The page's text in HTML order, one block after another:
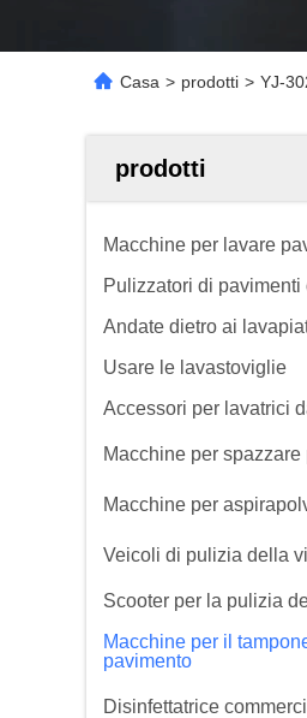
Casa > prodotti > YJ-
prodotti
Macchine per lavare
Pulizzatori di pavimenti
Andate dietro ai
Usare le lavastoviglie
Accessori per lavatrici
Macchine per spazzare
Macchine per
Veicoli di pulizia della
Scooter per la pulizia
Macchine per il
pavimento
Disinfettatrice